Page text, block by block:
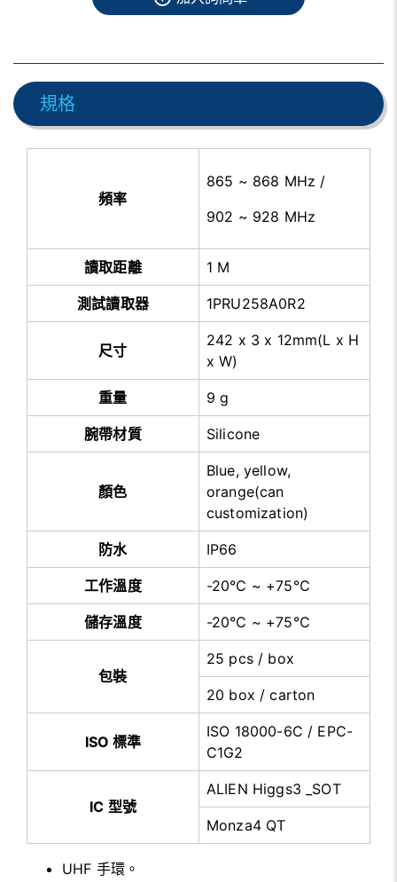
規格
頻率
865 ~ 868 MHz /
902 ~ 928 MHz
讀取距離 1 M
測試讀取器 1PRU258A0R2
尺寸
242 x 3 x 12mm(L x H
x W)
重量 9 g
腕帶材質 Silicone
顏色
Blue, yellow,
orange(can
customization)
防水 IP66
工作溫度 -20℃ ~ +75℃
儲存溫度 -20℃ ~ +75℃
包裝
25 pcs / box
20 box / carton
ISO 標準
ISO 18000-6C / EPC-
C1G2
IC 型號
ALIEN Higgs3 _SOT
Monza4 QT
UHF 手環。